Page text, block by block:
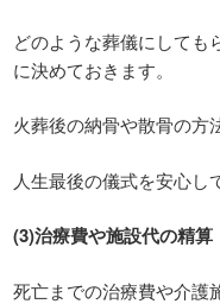
どのような葬儀にしても
に決めておきます。
火葬後の納骨や散骨の方
人生最後の儀式を安心し
(3)治療費や施設代の精算
死亡までの治療費や介護